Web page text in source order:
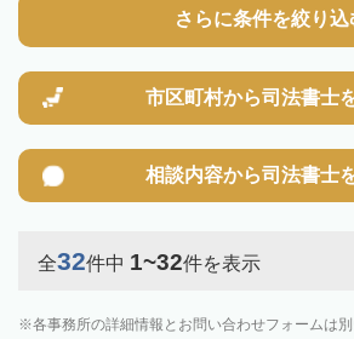
さらに条件を絞り込
市区町村から司法書士
相談内容から司法書士
全32件中 1~32件を表示
各事務所の詳細情報とお問い合わせフォームは